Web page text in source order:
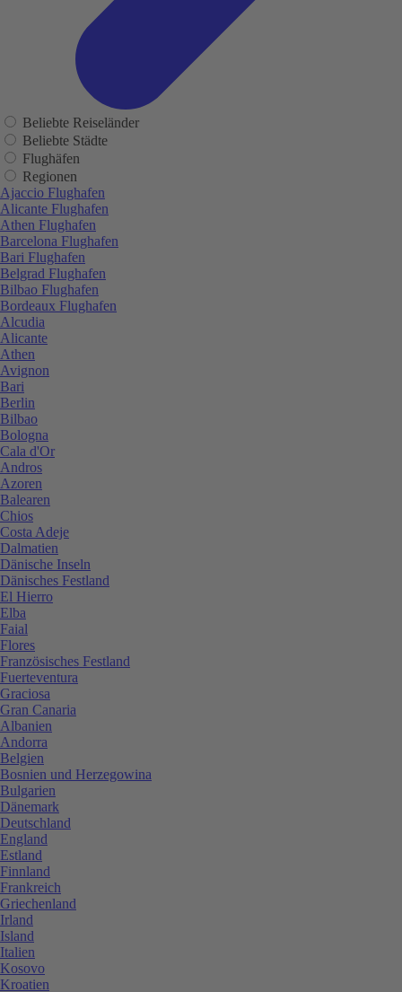
Beliebte Reiseländer
Beliebte Städte
Flughäfen
Regionen
Ajaccio Flughafen
Alicante Flughafen
Athen Flughafen
Barcelona Flughafen
Bari Flughafen
Belgrad Flughafen
Bilbao Flughafen
Bordeaux Flughafen
Alcudia
Alicante
Athen
Avignon
Bari
Berlin
Bilbao
Bologna
Cala d'Or
Andros
Azoren
Balearen
Chios
Costa Adeje
Dalmatien
Dänische Inseln
Dänisches Festland
El Hierro
Elba
Faial
Flores
Französisches Festland
Fuerteventura
Graciosa
Gran Canaria
Albanien
Andorra
Belgien
Bosnien und Herzegowina
Bulgarien
Dänemark
Deutschland
England
Estland
Finnland
Frankreich
Griechenland
Irland
Island
Italien
Kosovo
Kroatien